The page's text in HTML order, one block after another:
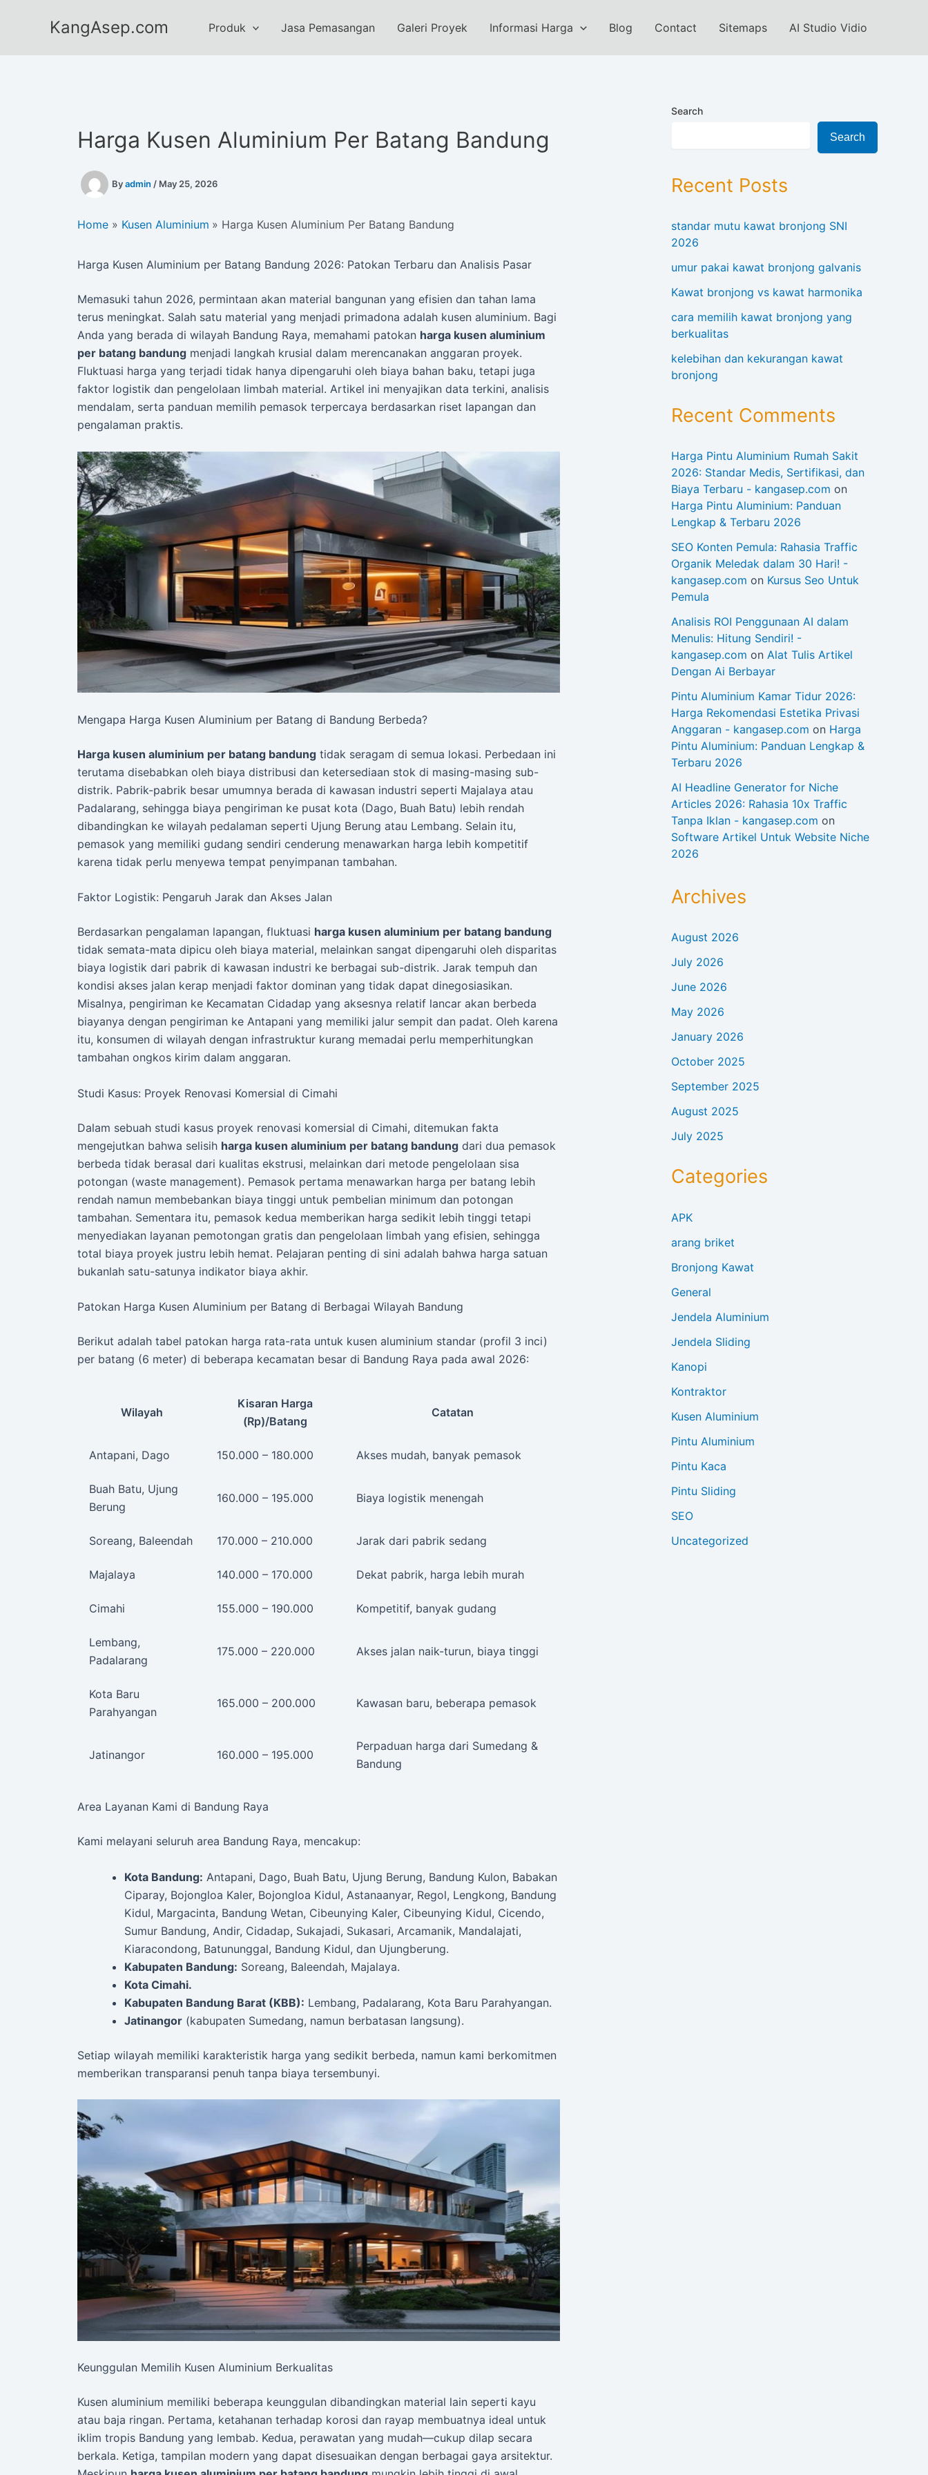
KangAsep.com Produk Jasa Pemasangan Galeri Proyek Informasi Harga Blog Contact Sitemaps AI Studio Vidio
Harga Kusen Aluminium Per Batang Bandung
Byadmin / May 25, 2026
Home Kusen Aluminium Harga Kusen Aluminium Per Batang Bandung
Harga Kusen Aluminium per Batang Bandung 2026: Patokan Terbaru dan Analisis Pasar
Memasuki tahun 2026, permintaan akan material bangunan yang efisien dan tahan lama
terus meningkat. Salah satu material yang menjadi primadona adalah kusen aluminium. Bagi
Anda yang berada di wilayah Bandung Raya, memahami patokan harga kusen aluminium
per batang bandung menjadi langkah krusial dalam merencanakan anggaran proyek.
Fluktuasi harga yang terjadi tidak hanya dipengaruhi oleh biaya bahan baku, tetapi juga
faktor logistik dan pengelolaan limbah material. Artikel ini menyajikan data terkini, analisis
mendalam, serta panduan memilih pemasok terpercaya berdasarkan riset lapangan dan
pengalaman praktis.
Mengapa Harga Kusen Aluminium per Batang di Bandung Berbeda?
Harga kusen aluminium per batang bandung tidak seragam di semua lokasi. Perbedaan ini
terutama disebabkan oleh biaya distribusi dan ketersediaan stok di masing-masing sub-
distrik. Pabrik-pabrik besar umumnya berada di kawasan industri seperti Majalaya atau
Padalarang, sehingga biaya pengiriman ke pusat kota (Dago, Buah Batu) lebih rendah
dibandingkan ke wilayah pedalaman seperti Ujung Berung atau Lembang. Selain itu,
pemasok yang memiliki gudang sendiri cenderung menawarkan harga lebih kompetitif
karena tidak perlu menyewa tempat penyimpanan tambahan.
Faktor Logistik: Pengaruh Jarak dan Akses Jalan
Berdasarkan pengalaman lapangan, fluktuasi harga kusen aluminium per batang bandung
tidak semata-mata dipicu oleh biaya material, melainkan sangat dipengaruhi oleh disparitas
biaya logistik dari pabrik di kawasan industri ke berbagai sub-distrik. Jarak tempuh dan
kondisi akses jalan kerap menjadi faktor dominan yang tidak dapat dinegosiasikan.
Misalnya, pengiriman ke Kecamatan Cidadap yang aksesnya relatif lancar akan berbeda
biayanya dengan pengiriman ke Antapani yang memiliki jalur sempit dan padat. Oleh karena
itu, konsumen di wilayah dengan infrastruktur kurang memadai perlu memperhitungkan
tambahan ongkos kirim dalam anggaran.
Studi Kasus: Proyek Renovasi Komersial di Cimahi
Dalam sebuah studi kasus proyek renovasi komersial di Cimahi, ditemukan fakta
mengejutkan bahwa selisih harga kusen aluminium per batang bandung dari dua pemasok
berbeda tidak berasal dari kualitas ekstrusi, melainkan dari metode pengelolaan sisa
potongan (waste management). Pemasok pertama menawarkan harga per batang lebih
rendah namun membebankan biaya tinggi untuk pembelian minimum dan potongan
tambahan. Sementara itu, pemasok kedua memberikan harga sedikit lebih tinggi tetapi
menyediakan layanan pemotongan gratis dan pengelolaan limbah yang efisien, sehingga
total biaya proyek justru lebih hemat. Pelajaran penting di sini adalah bahwa harga satuan
bukanlah satu-satunya indikator biaya akhir.
Patokan Harga Kusen Aluminium per Batang di Berbagai Wilayah Bandung
Berikut adalah tabel patokan harga rata-rata untuk kusen aluminium standar (profil 3 inci)
per batang (6 meter) di beberapa kecamatan besar di Bandung Raya pada awal 2026:
Wilayah
Kisaran Harga
(Rp)/Batang
Catatan
Antapani, Dago 150.000 – 180.000 Akses mudah, banyak pemasok
Buah Batu, Ujung
Berung
160.000 – 195.000 Biaya logistik menengah
Soreang, Baleendah 170.000 – 210.000 Jarak dari pabrik sedang
Majalaya 140.000 – 170.000 Dekat pabrik, harga lebih murah
Cimahi 155.000 – 190.000 Kompetitif, banyak gudang
Lembang,
Padalarang
175.000 – 220.000 Akses jalan naik-turun, biaya tinggi
Kota Baru
Parahyangan
165.000 – 200.000 Kawasan baru, beberapa pemasok
Jatinangor 160.000 – 195.000
Perpaduan harga dari Sumedang &
Bandung
Area Layanan Kami di Bandung Raya
Kami melayani seluruh area Bandung Raya, mencakup:
Kota Bandung: Antapani, Dago, Buah Batu, Ujung Berung, Bandung Kulon, Babakan
Ciparay, Bojongloa Kaler, Bojongloa Kidul, Astanaanyar, Regol, Lengkong, Bandung
Kidul, Margacinta, Bandung Wetan, Cibeunying Kaler, Cibeunying Kidul, Cicendo,
Sumur Bandung, Andir, Cidadap, Sukajadi, Sukasari, Arcamanik, Mandalajati,
Kiaracondong, Batununggal, Bandung Kidul, dan Ujungberung.
Kabupaten Bandung: Soreang, Baleendah, Majalaya.
Kota Cimahi.
Kabupaten Bandung Barat (KBB): Lembang, Padalarang, Kota Baru Parahyangan.
Jatinangor (kabupaten Sumedang, namun berbatasan langsung).
Setiap wilayah memiliki karakteristik harga yang sedikit berbeda, namun kami berkomitmen
memberikan transparansi penuh tanpa biaya tersembunyi.
Keunggulan Memilih Kusen Aluminium Berkualitas
Kusen aluminium memiliki beberapa keunggulan dibandingkan material lain seperti kayu
atau baja ringan. Pertama, ketahanan terhadap korosi dan rayap membuatnya ideal untuk
iklim tropis Bandung yang lembab. Kedua, perawatan yang mudah—cukup dilap secara
berkala. Ketiga, tampilan modern yang dapat disesuaikan dengan berbagai gaya arsitektur.
Search
Search
Recent Posts
standar mutu kawat bronjong SNI
2026
umur pakai kawat bronjong galvanis
Kawat bronjong vs kawat harmonika
cara memilih kawat bronjong yang
berkualitas
kelebihan dan kekurangan kawat
bronjong
Recent Comments
Harga Pintu Aluminium Rumah Sakit
2026: Standar Medis, Sertifikasi, dan
Biaya Terbaru - kangasep.com on
Harga Pintu Aluminium: Panduan
Lengkap & Terbaru 2026
SEO Konten Pemula: Rahasia Traffic
Organik Meledak dalam 30 Hari! -
kangasep.com on Kursus Seo Untuk
Pemula
Analisis ROI Penggunaan AI dalam
Menulis: Hitung Sendiri! -
kangasep.com on Alat Tulis Artikel
Dengan Ai Berbayar
Pintu Aluminium Kamar Tidur 2026:
Harga Rekomendasi Estetika Privasi
Anggaran - kangasep.com on Harga
Pintu Aluminium: Panduan Lengkap &
Terbaru 2026
AI Headline Generator for Niche
Articles 2026: Rahasia 10x Traffic
Tanpa Iklan - kangasep.com on
Software Artikel Untuk Website Niche
2026
Archives
August 2026
July 2026
June 2026
May 2026
January 2026
October 2025
September 2025
August 2025
July 2025
Categories
APK
arang briket
Bronjong Kawat
General
Jendela Aluminium
Jendela Sliding
Kanopi
Kontraktor
Kusen Aluminium
Pintu Aluminium
Pintu Kaca
Pintu Sliding
SEO
Uncategorized